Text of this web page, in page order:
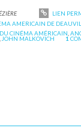
LIEN
AMERICAIN DE
DU CINÉMA AMÉRICAIN ,
JOHN MALKOVICH 1